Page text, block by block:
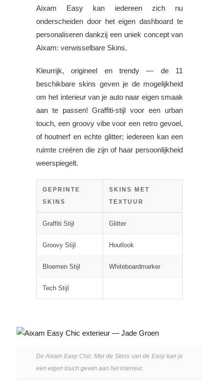
Aixam Easy kan iedereen zich nu
onderscheiden door het eigen dashboard te
personaliseren dankzij een uniek concept van
Aixam: verwisselbare Skins.
Kleurrijk, origineel en trendy — de 11
beschikbare skins geven je de mogelijkheid
om het interieur van je auto naar eigen smaak
aan te passen! Graffiti-stijl voor een urban
touch, een groovy vibe voor een retro gevoel,
of houtnerf en echte glitter; iedereen kan een
ruimte creëren die zijn of haar persoonlijkheid
weerspiegelt.
GEPRINTE
SKINS
SKINS MET
TEXTUUR
Graffiti Stijl Glitter
Groovy Stijl Houtlook
Bloemen Stijl Whiteboardmarker
Tech Stijl
De Aixam Easy Chic. Met de Skins van de Easy kan je
een eigen touch geven aan het interieur.